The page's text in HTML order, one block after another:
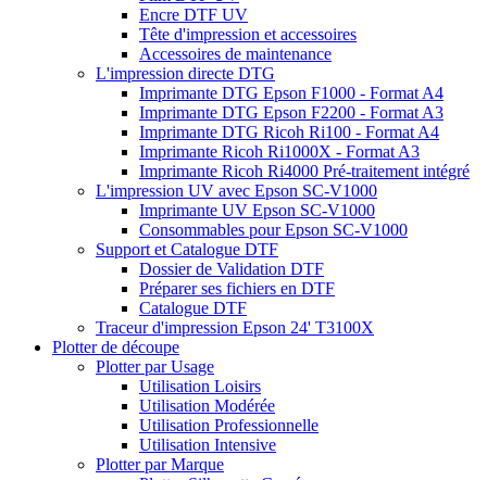
Encre DTF UV
Tête d'impression et accessoires
Accessoires de maintenance
L'impression directe DTG
Imprimante DTG Epson F1000 - Format A4
Imprimante DTG Epson F2200 - Format A3
Imprimante DTG Ricoh Ri100 - Format A4
Imprimante Ricoh Ri1000X - Format A3
Imprimante Ricoh Ri4000 Pré-traitement intégré
L'impression UV avec Epson SC-V1000
Imprimante UV Epson SC-V1000
Consommables pour Epson SC-V1000
Support et Catalogue DTF
Dossier de Validation DTF
Préparer ses fichiers en DTF
Catalogue DTF
Traceur d'impression Epson 24' T3100X
Plotter de découpe
Plotter par Usage
Utilisation Loisirs
Utilisation Modérée
Utilisation Professionnelle
Utilisation Intensive
Plotter par Marque